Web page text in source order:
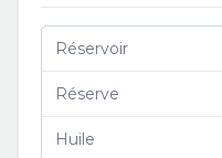
Réservoir
Réserve
Huile